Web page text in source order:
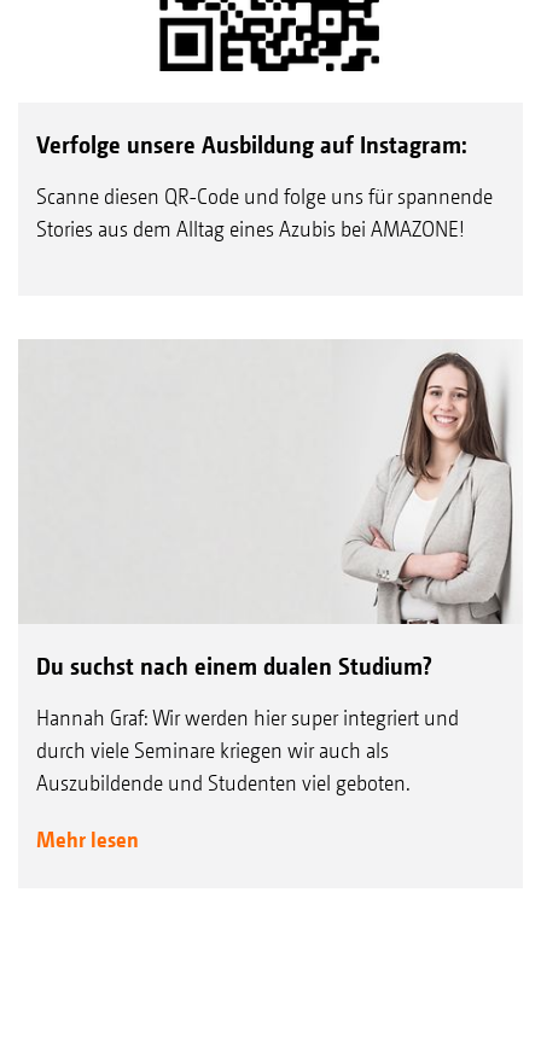
Verfolge unsere Ausbildung auf Instagram:
Scanne diesen QR-Code und folge uns für spannende
Stories aus dem Alltag eines Azubis bei AMAZONE!
Du suchst nach einem dualen Studium?
Hannah Graf: Wir werden hier super integriert und
durch viele Seminare kriegen wir auch als
Auszubildende und Studenten viel geboten.
Mehr lesen